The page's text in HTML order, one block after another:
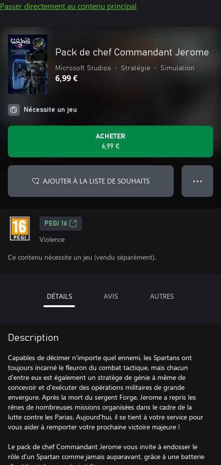
Passer directement au contenu principal
Pack de chef Commandant Jerome
Microsoft Studios • Stratégie • Simulation
6,99 €
Nécessite un jeu
ACHETER
6,99 €
AJOUTER À LA LISTE DE SOUHAITS ● ● ●
PEGI 16
Violence
Ce contenu nécessite un jeu (vendu séparément).
DÉTAILS AVIS AUTRES
Description
Capables de décimer n'importe quel ennemi, les Spartans ont
toujours incarné le fleuron du combat tactique, mais chacun
d'entre eux est également un stratège de génie à même de
concevoir et d'exécuter des opérations militaires de grande
envergure. Après la mort du sergent Forge, Jerome a repris les
rênes de nombreuses missions organisées dans le cadre de la
lutte contre les Parias. Aujourd'hui, il se tient à votre service pour
vous aider à remporter votre prochaine victoire majeure !
Le pack de chef Commandant Jerome vous invite à endosser le
rôle d'un Spartan comme jamais auparavant, grâce à une batterie